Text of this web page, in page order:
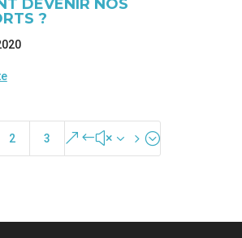
DEVENIR NOS
?
2 3 &#x35;